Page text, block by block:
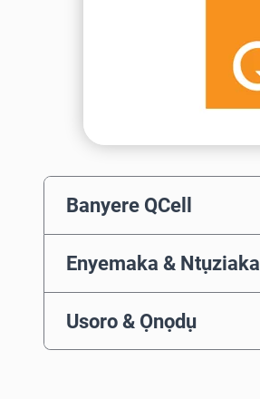
Banyere QCell
Enyemaka & Ntụziaka
Usoro & Ọnọdụ